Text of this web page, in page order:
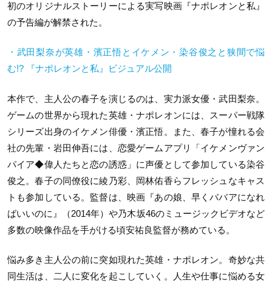
初のオリジナルストーリーによる実写映画『ナポレオンと私』
の予告編が解禁された。
・武田梨奈が英雄・濱正悟とイケメン・染谷俊之と狭間で悩
む!? 『ナポレオンと私』ビジュアル公開
本作で、主人公の春子を演じるのは、実力派女優・武田梨奈。
ゲームの世界から現れた英雄・ナポレオンには、スーパー戦隊
シリーズ出身のイケメン俳優・濱正悟。また、春子が憧れる会
社の先輩・岩田伸吾には、恋愛ゲームアプリ「イケメンヴァン
パイア◆偉人たちと恋の誘惑」に声優として参加している染谷
俊之。春子の同僚役に綾乃彩、岡林佑香らフレッシュなキャス
トも参加している。監督は、映画『あの娘、早くババアになれ
ばいいのに』（2014年）や乃木坂46のミュージックビデオなど
多数の映像作品を手がける頃安祐良監督が務めている。
悩み多き主人公の前に突如現れた英雄・ナポレオン。奇妙な共
同生活は、二人に変化を起こしていく。人生や仕事に悩める女